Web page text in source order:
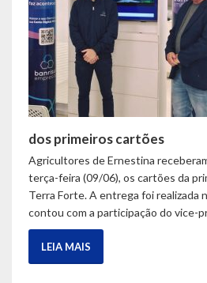
dos primeiros cartões
Agricultores de Ernestina
terça-feira (09/06), os cartões da
Terra Forte. A entrega foi realizada
contou com a participação do vice-
LEIA MAIS